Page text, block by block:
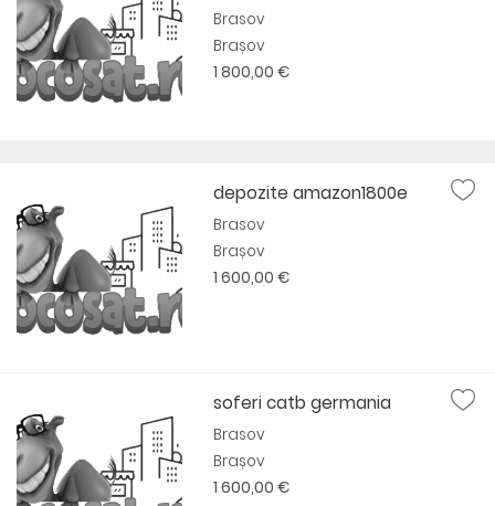
Brasov
Brașov
1 800,00 €
depozite amazon1800e
Brasov
Brașov
1 600,00 €
soferi catb germania
Brasov
Brașov
1 600,00 €